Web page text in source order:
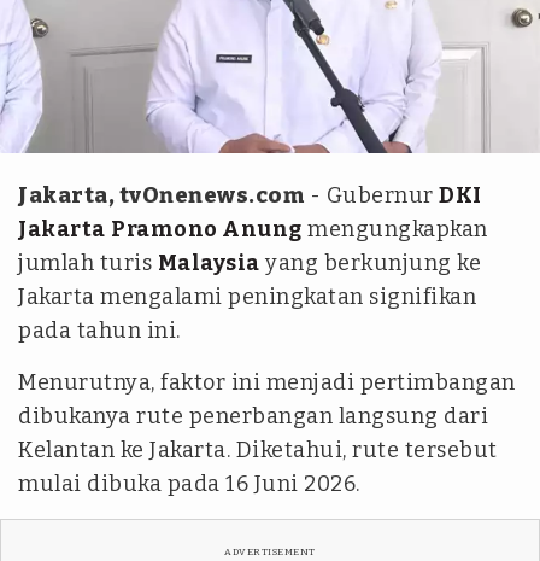
tvOnenews.com/Syifa Aulia
Jakarta, tvOnenews.com - Gubernur DKI
Jakarta Pramono Anung mengungkapkan
jumlah turis Malaysia yang berkunjung ke
Jakarta mengalami peningkatan signifikan
pada tahun ini.
Menurutnya, faktor ini menjadi pertimbangan
dibukanya rute penerbangan langsung dari
Kelantan ke Jakarta. Diketahui, rute tersebut
mulai dibuka pada 16 Juni 2026.
ADVERTISEMENT